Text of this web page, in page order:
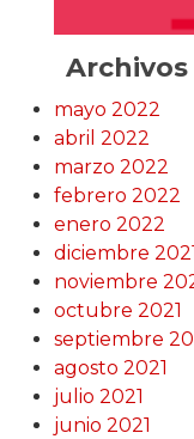
Archivos
mayo 2022
abril 2022
marzo 2022
febrero 2022
enero 2022
diciembre 2021
noviembre
octubre 2021
septiembre
agosto 2021
julio 2021
junio 2021